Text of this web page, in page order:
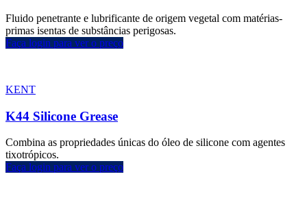
Fluido penetrante e lubrificante de origem vegetal com matérias-
primas isentas de substâncias perigosas.
Faça login para ver o preço
KENT
K44 Silicone Grease
Combina as propriedades únicas do óleo de silicone com agentes
tixotrópicos.
Faça login para ver o preço